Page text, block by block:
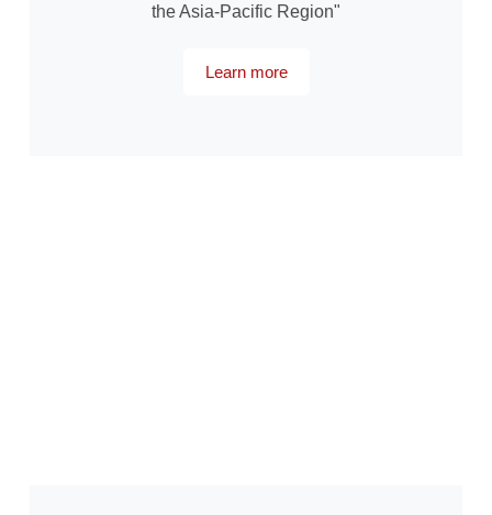
the Asia-Pacific Region"
Learn more